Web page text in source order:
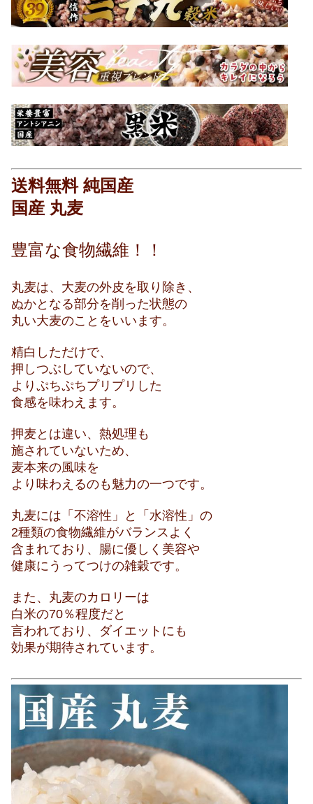
送料無料 純国産
国産 丸麦
豊富な食物繊維！！
丸麦は、大麦の外皮を取り除き、
ぬかとなる部分を削った状態の
丸い大麦のことをいいます。
精白しただけで、
押しつぶしていないので、
よりぷちぷちプリプリした
食感を味わえます。
押麦とは違い、熱処理も
施されていないため、
麦本来の風味を
より味わえるのも魅力の一つです。
丸麦には「不溶性」と「水溶性」の
2種類の食物繊維がバランスよく
含まれており、腸に優しく美容や
健康にうってつけの雑穀です。
また、丸麦のカロリーは
白米の70％程度だと
言われており、ダイエットにも
効果が期待されています。